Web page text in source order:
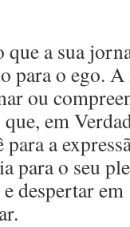
que a sua
para o ego. A
ou
em
a
para o seu
despertar em